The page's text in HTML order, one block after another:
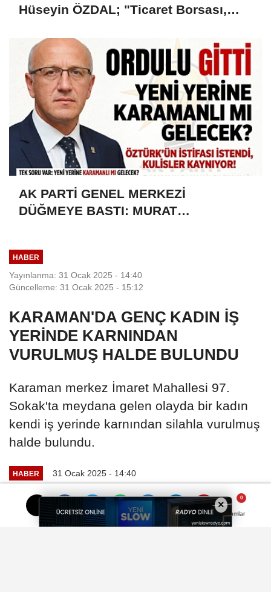
Yorumlar
Hüseyin ÖZDAL; "Ticaret Borsası,
Güçlüdür"
AK PARTİ GENEL MERKEZİ
DÜĞMEYE BASTI: MURAT
HABER
Yayınlanma: 31 Ocak 2025 - 14:40
Güncelleme: 31 Ocak 2025 - 15:12
KARAMAN'DA GENÇ KADIN İŞ
YERİNDE KARNINDAN
VURULMUŞ HALDE BULUNDU
Karaman merkez İmaret Mahallesi 97.
Sokak'ta meydana gelen olayda bir kadın
kendi iş yerinde karnından silahla vurulmuş
halde bulundu.
HABER 31 Ocak 2025 - 14:40
Yorumlar
A
Büyüt
A
Küçült
×